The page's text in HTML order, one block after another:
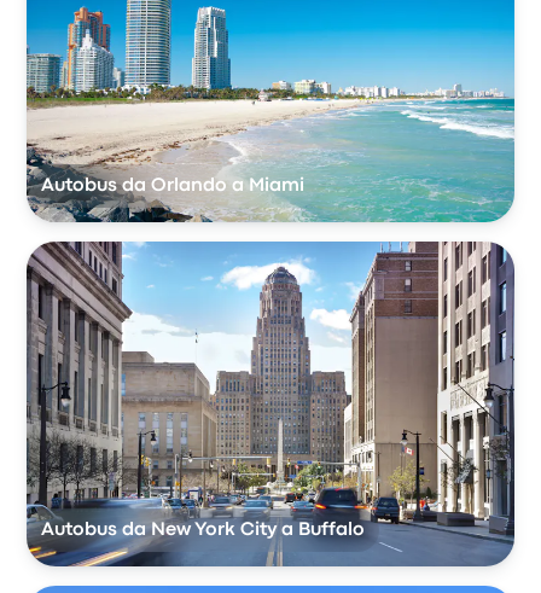
Autobus da Orlando a Miami
Autobus da New York City a Buffalo